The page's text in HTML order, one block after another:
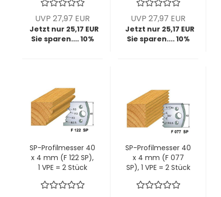
UVP 27,97 EUR
Jetzt nur 25,17 EUR
Sie sparen.... 10%
UVP 27,97 EUR
Jetzt nur 25,17 EUR
Sie sparen.... 10%
SP-Profilmesser 40
x 4 mm (F 122 SP),
1 VPE = 2 Stück
SP-Profilmesser 40
x 4 mm (F 077
SP), 1 VPE = 2 Stück